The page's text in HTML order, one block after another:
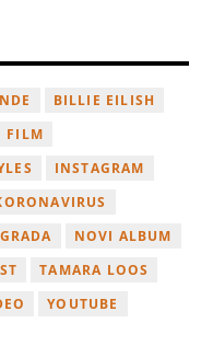
BILLIE EILISH
FILM
INSTAGRAM
NOVI ALBUM
TAMARA LOOS
YOUTUBE